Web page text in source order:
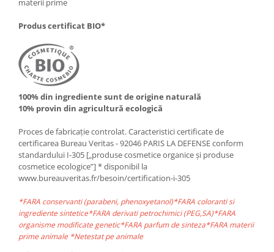
materii prime
Produs certificat BIO*
100% din ingrediente sunt de origine naturală
10% provin din agricultură ecologică
Proces de fabricație controlat. Caracteristici certificate de
certificarea Bureau Veritas - 92046 PARIS LA DEFENSE conform
standardului I-305 [„produse cosmetice organice și produse
cosmetice ecologice”] * disponibil la
www.bureauveritas.fr/besoin/certification-i-305
*FARA conservanti (parabeni, phenoxyetanol)*FARA coloranti si
ingrediente sintetice*FARA derivati petrochimici (PEG,SA)*FARA
organisme modificate genetic*FARA parfum de sinteza*FARA materii
prime animale *Netestat pe animale